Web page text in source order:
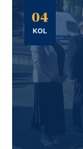
04
KOL